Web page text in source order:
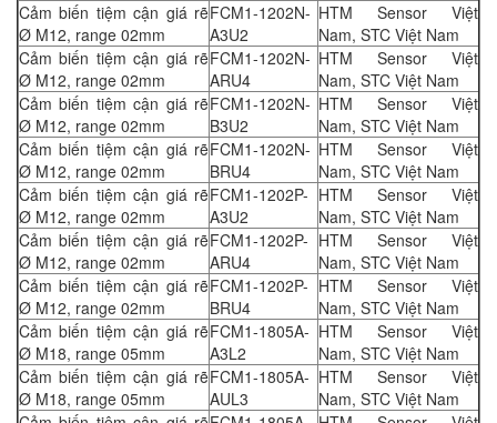
Cảm biến tiệm cận giá rẽ
Ø M12, range 02mm
FCM1-1202N-
A3U2
HTM Sensor Việt
Nam, STC Việt Nam
Cảm biến tiệm cận giá rẽ
Ø M12, range 02mm
FCM1-1202N-
ARU4
HTM Sensor Việt
Nam, STC Việt Nam
Cảm biến tiệm cận giá rẽ
Ø M12, range 02mm
FCM1-1202N-
B3U2
HTM Sensor Việt
Nam, STC Việt Nam
Cảm biến tiệm cận giá rẽ
Ø M12, range 02mm
FCM1-1202N-
BRU4
HTM Sensor Việt
Nam, STC Việt Nam
Cảm biến tiệm cận giá rẽ
Ø M12, range 02mm
FCM1-1202P-
A3U2
HTM Sensor Việt
Nam, STC Việt Nam
Cảm biến tiệm cận giá rẽ
Ø M12, range 02mm
FCM1-1202P-
ARU4
HTM Sensor Việt
Nam, STC Việt Nam
Cảm biến tiệm cận giá rẽ
Ø M12, range 02mm
FCM1-1202P-
BRU4
HTM Sensor Việt
Nam, STC Việt Nam
Cảm biến tiệm cận giá rẽ
Ø M18, range 05mm
FCM1-1805A-
A3L2
HTM Sensor Việt
Nam, STC Việt Nam
Cảm biến tiệm cận giá rẽ
Ø M18, range 05mm
FCM1-1805A-
AUL3
HTM Sensor Việt
Nam, STC Việt Nam